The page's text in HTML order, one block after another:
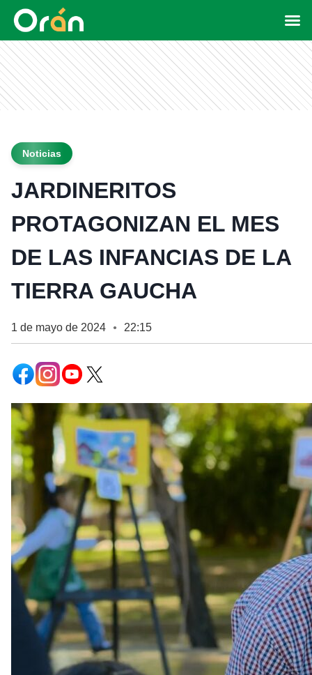
Noticias
JARDINERITOS
PROTAGONIZAN EL MES
DE LAS INFANCIAS DE LA
TIERRA GAUCHA
1 de mayo de 2024 ● 22:15